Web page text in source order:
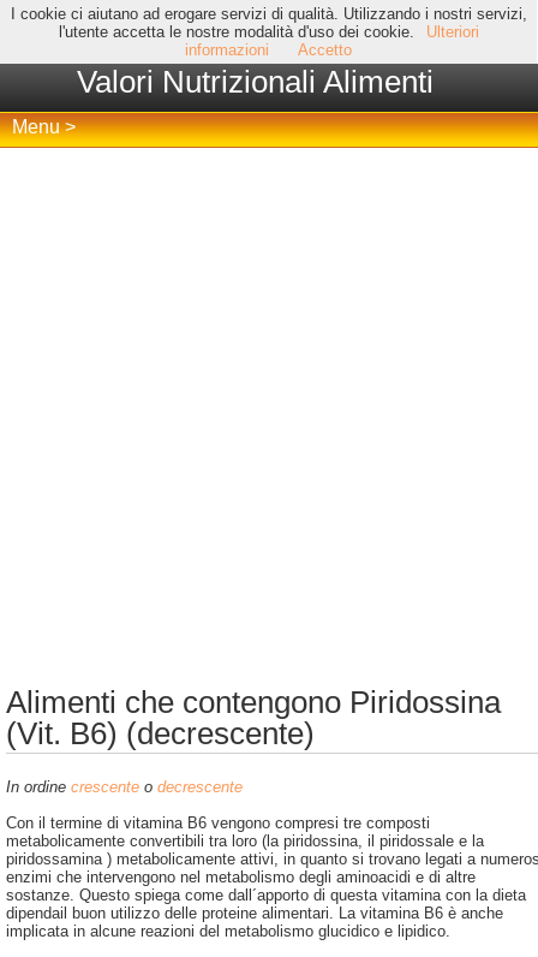
I cookie ci aiutano ad erogare servizi di qualità. Utilizzando i nostri servizi,
l'utente accetta le nostre modalità d'uso dei cookie.
Ulteriori
informazioni
Accetto
Valori Nutrizionali Alimenti
Menu >
Alimenti che contengono Piridossina
(Vit. B6) (decrescente)
In ordine crescente o decrescente
Con il termine di vitamina B6 vengono compresi tre composti
metabolicamente convertibili tra loro (la piridossina, il piridossale e la
piridossamina ) metabolicamente attivi, in quanto si trovano legati a
enzimi che intervengono nel metabolismo degli aminoacidi e di altre
sostanze. Questo spiega come dall´apporto di questa vitamina con la dieta
dipendail buon utilizzo delle proteine alimentari. La vitamina B6 è anche
implicata in alcune reazioni del metabolismo glucidico e lipidico.